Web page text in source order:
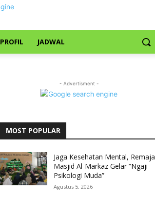
PROFIL JADWAL
- Advertisment -
MOST POPULAR
Jaga Kesehatan Mental, Remaja
Masjid Al-Markaz Gelar “Ngaji
Psikologi Muda”
Agustus 5, 2026